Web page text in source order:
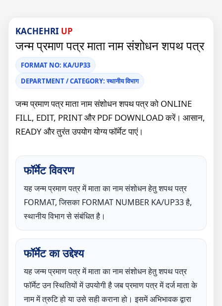
KACHEHRI UP
जन्म प्रमाण पत्र माता नाम संशोधन शपथ पत्र
FORMAT NO: KA/UP33
DEPARTMENT / CATEGORY: स्थानीय विभाग
जन्म प्रमाण पत्र माता नाम संशोधन शपथ पत्र को ONLINE
FILL, EDIT, PRINT और PDF DOWNLOAD करें। आसान,
READY और तुरंत उपयोग योग्य फॉर्मेट पाएं।
फॉर्मेट विवरण
यह जन्म प्रमाण पत्र में माता का नाम संशोधन हेतु शपथ पत्र
FORMAT, जिसका FORMAT NUMBER KA/UP33 है,
स्थानीय विभाग से संबंधित है।
फॉर्मेट का उद्देश्य
यह जन्म प्रमाण पत्र में माता का नाम संशोधन हेतु शपथ पत्र
फॉर्मेट उन स्थितियों में उपयोगी है जब प्रमाण पत्र में दर्ज माता के
नाम में त्रुटि हो या उसे सही कराना हो। इसमें अभिभावक द्वारा